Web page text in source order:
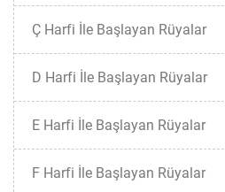
Ç Harfi İle Başlayan Rüyalar
D Harfi İle Başlayan Rüyalar
E Harfi İle Başlayan Rüyalar
F Harfi İle Başlayan Rüyalar